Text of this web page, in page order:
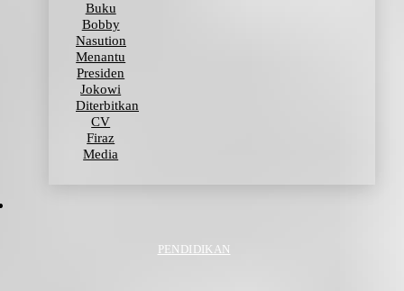
Buku
Bobby
Nasution
Menantu
Presiden
Jokowi
Diterbitkan
CV
Firaz
Media
PENDIDIKAN